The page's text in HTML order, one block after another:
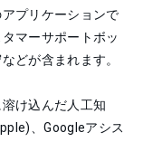
プリケーションで
マーサポートボッ
どが含まれます。
け込んだ人工知
、Googleアシス